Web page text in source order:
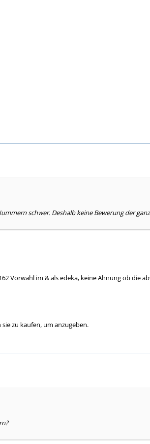
schwer. Deshalb keine Bewerung der
Vorwahl im & als edeka, keine Ahnung ob die
zu kaufen, um anzugeben.